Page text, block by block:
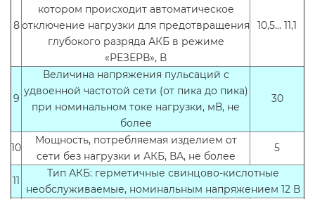
8
котором происходит автоматическое
отключение нагрузки для предотвращения
глубокого разряда АКБ в режиме
«РЕЗЕРВ», В
10,5... 11,1
9
Величина напряжения пульсаций с
удвоенной частотой сети (от пика до пика)
при номинальном токе нагрузки, мВ, не
более
30
10
Мощность, потребляемая изделием от
сети без нагрузки и АКБ, ВА, не более
5
11
Тип АКБ: герметичные свинцово-кислотные
необслуживаемые, номинальным напряжением 12 В